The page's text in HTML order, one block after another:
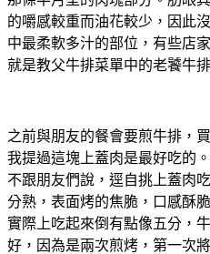
的嚼感較重而油花較少，因此
中最柔軟多汁的部位，有些店
就是教父牛排菜單中的老饕牛
之前與朋友的餐會要煎牛排，
我提過這塊上蓋肉是最好吃的
不跟朋友們說，逕自挑上蓋肉
分熟，表面烤的焦脆，口感酥
實際上吃起來倒有點像五分，
好，因為是兩次煎烤，第一次